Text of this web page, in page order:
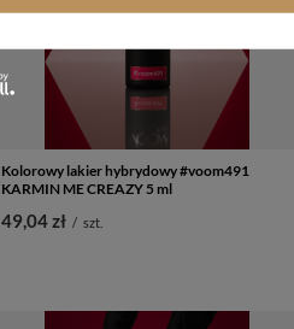
Kolorowy lakier hybrydowy #voom491
KARMIN ME CREAZY 5 ml
49,04 zł / szt.